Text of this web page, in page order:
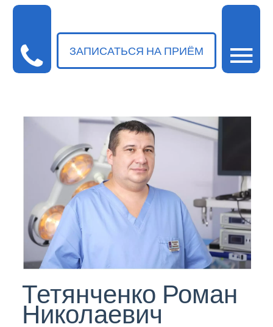
ЗАПИСАТЬСЯ НА ПРИЁМ
Тетянченко Роман
Николаевич